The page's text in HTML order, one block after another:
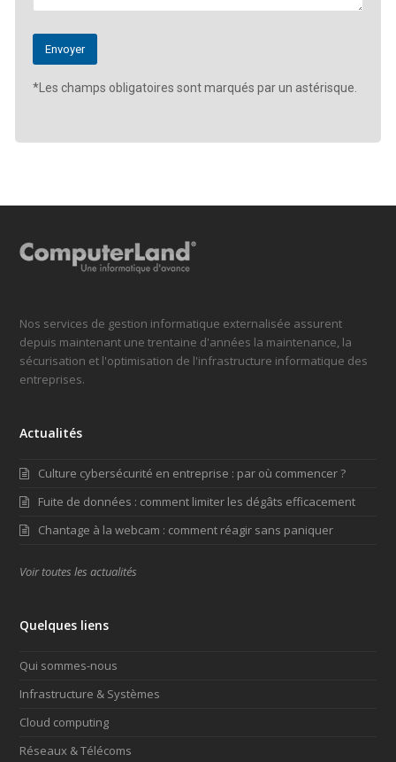
*Les champs obligatoires sont marqués par un astérisque.
Nos services de gestion informatique externalisée assurent
depuis maintenant une trentaine d'années la maintenance, la
sécurisation et l'optimisation de l'infrastructure informatique des
entreprises.
Actualités
Culture cybersécurité en entreprise : par où commencer ?
Fuite de données : comment limiter les dégâts efficacement
Chantage à la webcam : comment réagir sans paniquer
Voir toutes les actualités
Quelques liens
Qui sommes-nous
Infrastructure & Systèmes
Cloud computing
Réseaux & Télécoms